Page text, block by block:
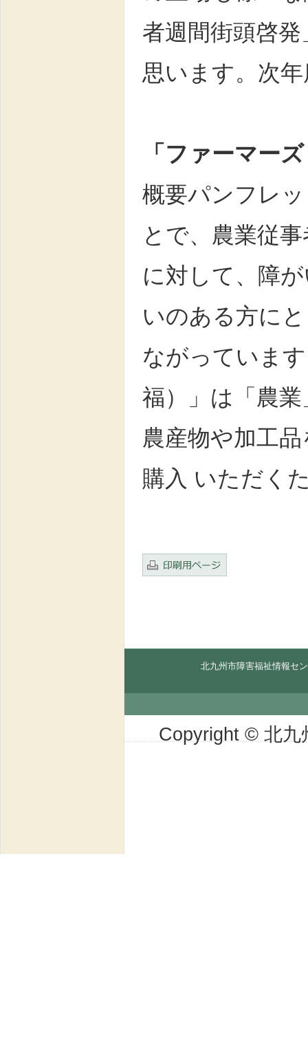
者週間街頭啓
思います。次
「ファーマー
概要パンフレ
とで、農業従
に対して、障
いのある方に
ながっていま
福）」は「農
農産物や加工
購入 いただく
北九州市障害福祉情報セ
Copyright © 北九